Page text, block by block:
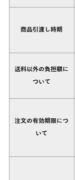
商品引渡し時期
送料以外の負担額に
ついて
注文の有効期限につ
いて